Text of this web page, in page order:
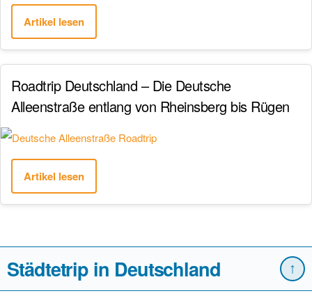
Artikel lesen
Roadtrip Deutschland – Die Deutsche
Alleenstraße entlang von Rheinsberg bis Rügen
Artikel lesen
Städtetrip in Deutschland ↑